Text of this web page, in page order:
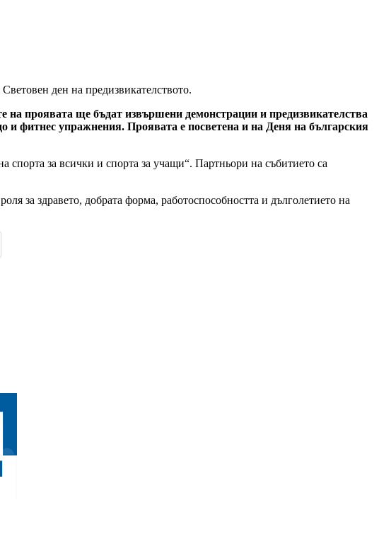
ден на предизвикателството.
на проявата ще бъдат извършени демонстрации и предизвикателства
и фитнес упражнения. Проявата е посветена и на Деня на българския
за всички и спорта за учащи“. Партньори на събитието са
за здравето, добрата форма, работоспособността и дълголетието на